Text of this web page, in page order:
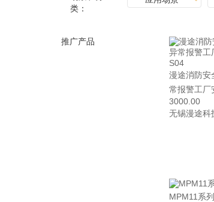
类：
推广产品
漫途消防安
常报警工厂
3000.00
无锡漫途科
MPM11系